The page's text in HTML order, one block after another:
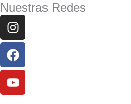
Nuestras Redes
Instagram
Facebook
Youtube